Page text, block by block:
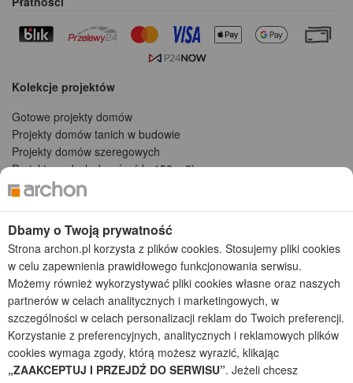
Kolekcje projektów
Gotowe projekty domów
Projekty domów tanich w budowie
Projekty domów szeregowych
Projekty małych domów (do 150 m2)
Projekty domów wielorodzinnych
Projekty domów parterowych
2026 © ARCHON+ Biuro Projektów - Tradycyjne i nowoczesne gotowe
projekty domów - autorska pracownia architektoniczna założona w 1990r.
przez arch. Barbarę Mendel
Z uwagi na ciągłe doskonalenie procesu powstawania projektów (zgodnie z
normą ISO 9001), prezentowane na stronie projekty domów mogą
nieznacznie różnić się od dokumentacji technicznej.
Informujemy, iż w celu optymalizacji treści dostępnych w naszym sklepie,
Dbamy o Twoją prywatność
Strona archon.pl korzysta z plików cookies. Stosujemy pliki cookies
w celu zapewnienia prawidłowego funkcjonowania serwisu.
Możemy również wykorzystywać pliki cookies własne oraz naszych
partnerów w celach analitycznych i marketingowych, w
szczególności w celach personalizacji reklam do Twoich preferencji.
Korzystanie z preferencyjnych, analitycznych i reklamowych plików
cookies wymaga zgody, którą możesz wyrazić, klikając
„ZAAKCEPTUJ I PRZEJDŹ DO SERWISU”. Jeżeli chcesz